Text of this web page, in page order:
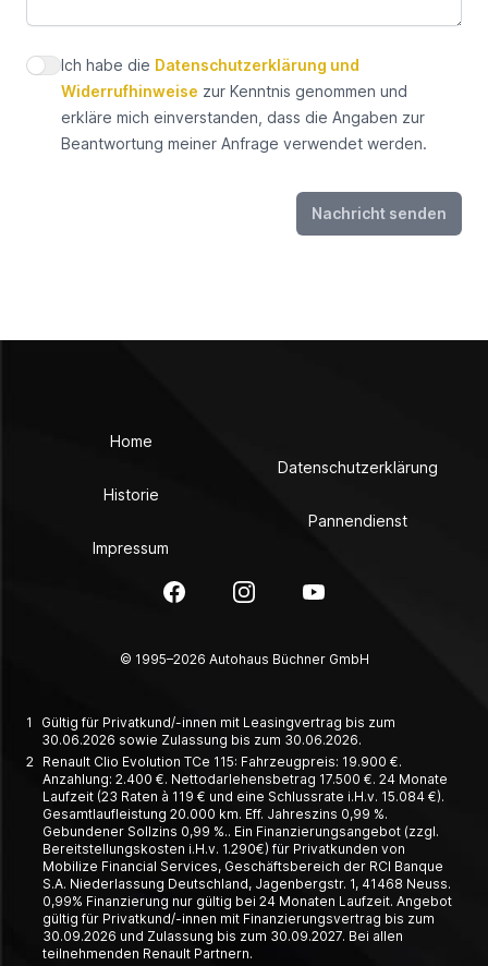
Datenschutz zustimmen
Ich habe die Datenschutzerklärung und
Widerrufhinweise zur Kenntnis genommen und
erkläre mich einverstanden, dass die Angaben zur
Beantwortung meiner Anfrage verwendet werden.
Home
Historie
Impressum
Datenschutzerklärung
Pannendienst
FacebookInstagramYouTube
© 1995–2026 Autohaus Büchner GmbH
1
Gültig für Privatkund/-innen mit Leasingvertrag bis zum
30.06.2026 sowie Zulassung bis zum 30.06.2026.
2 Renault Clio Evolution TCe 115: Fahrzeugpreis: 19.900 €.
Anzahlung: 2.400 €. Nettodarlehensbetrag 17.500 €. 24 Monate
Laufzeit (23 Raten à 119 € und eine Schlussrate i.H.v. 15.084 €).
Gesamtlaufleistung 20.000 km. Eff. Jahreszins 0,99 %.
Gebundener Sollzins 0,99 %.. Ein Finanzierungsangebot (zzgl.
Bereitstellungskosten i.H.v. 1.290€) für Privatkunden von
Mobilize Financial Services, Geschäftsbereich der RCI Banque
S.A. Niederlassung Deutschland, Jagenbergstr. 1, 41468 Neuss.
0,99% Finanzierung nur gültig bei 24 Monaten Laufzeit. Angebot
gültig für Privatkund/-innen mit Finanzierungsvertrag bis zum
30.09.2026 und Zulassung bis zum 30.09.2027. Bei allen
teilnehmenden Renault Partnern.